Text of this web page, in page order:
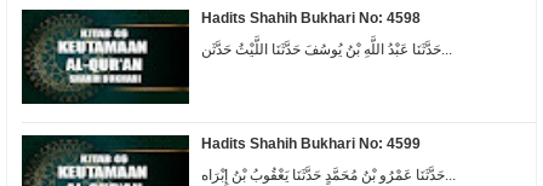
Hadits Shahih Bukhari No: 4598
Hadits Shahih Bukhari No: 4599